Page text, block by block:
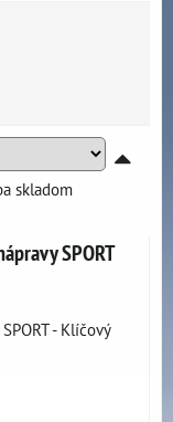
skladom
SPORT
- Klíčový